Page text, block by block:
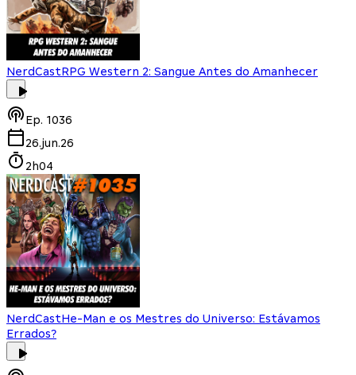
NerdCastRPG Western 2: Sangue Antes do Amanhecer
Ep. 1036
26.jun.26
2h04
NerdCastHe-Man e os Mestres do Universo: Estávamos
Errados?